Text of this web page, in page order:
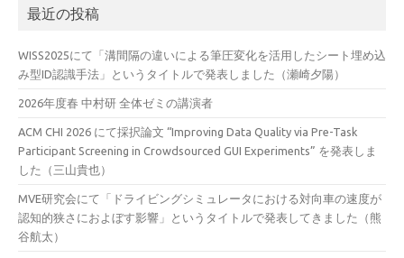
最近の投稿
WISS2025にて「溝間隔の違いによる筆圧変化を活用したシート埋め込
み型ID認識手法」というタイトルで発表しました（瀬崎夕陽）
2026年度春 中村研 全体ゼミの講演者
ACM CHI 2026 にて採択論文 “Improving Data Quality via Pre-Task
Participant Screening in Crowdsourced GUI Experiments” を発表しま
した（三山貴也）
MVE研究会にて「ドライビングシミュレータにおける対向車の速度が
認知的狭さにおよぼす影響」というタイトルで発表してきました（熊
谷航太）